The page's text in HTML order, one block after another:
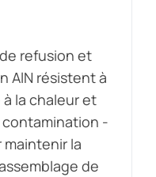
refusion et
AlN résistent à
la chaleur et
contamination -
la
de